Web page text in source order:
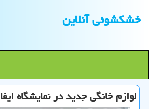
خشكشوئی آنلاین
لوازم خانگی جدید در نمایشگاه ایفا 2017